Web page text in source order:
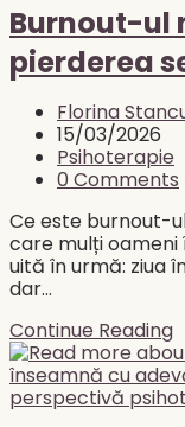
Burnout-ul
pierderea
Post
author:
Florina
Post
published:
15/03/2026
Post
category:
Psihoterapie
Post
0 Comments
Ce este burnout-
care mulți oameni
uită în urmă: ziua
dar…
Continue Reading